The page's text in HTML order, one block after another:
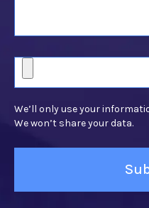
e
o
d
We’ll only use your
We won’t share your data.